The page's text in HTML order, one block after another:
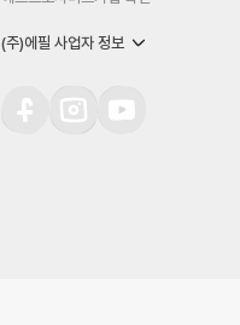
(주)에필 사업자 정보